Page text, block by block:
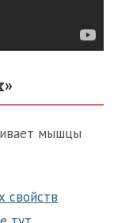
мышцы
свойств